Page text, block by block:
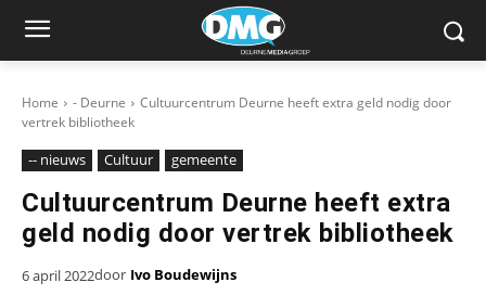
Home - Deurne
Cultuurcentrum Deurne heeft extra geld nodig door
vertrek bibliotheek
-- nieuws Cultuur gemeente
Cultuurcentrum Deurne heeft extra
geld nodig door vertrek bibliotheek
6 april 2022door Ivo Boudewijns